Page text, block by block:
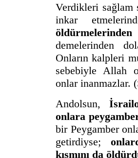
Verdikleri sağlam
inkar
öldürmelerinden
demelerinden
Onların kalpleri
sebebiyle Allah
onlar inanmazlar.
Andolsun,
onlara
bir Peygamber
getirdiyse;
kısmını da